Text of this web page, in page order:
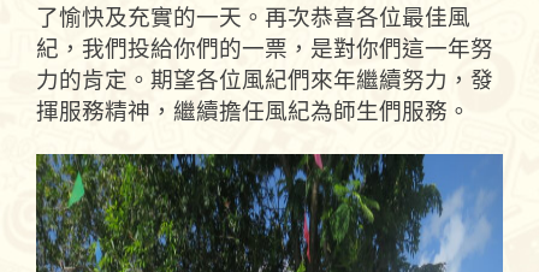
了愉快及充實的一天。再次恭喜各位最佳風
紀， 我們投給你們的一票，是對你們這一年努
力的肯定。期望各位風紀們來年繼續努力，發
揮服務精神，繼續擔任風紀為師生們服務。